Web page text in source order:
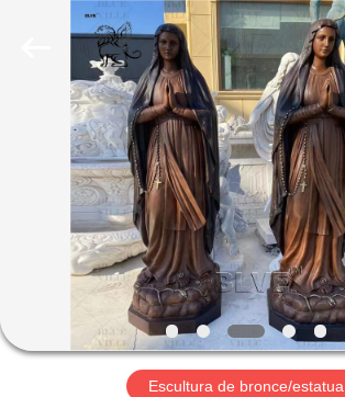
HOGAR
PRODUCTOS
SOBRE
NOSOTROS
VIAJE
Escultura de bronce/estatua